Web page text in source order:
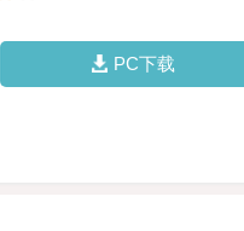
PC下载